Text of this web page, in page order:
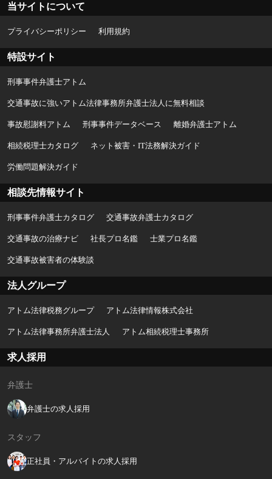
当サイトについて
プライバシーポリシー 利用規約
特設サイト
刑事事件弁護士アトム
交通事故に強いアトム法律事務所弁護士法人に無料相談
事故慰謝料アトム 刑事事件データベース 離婚弁護士アトム
相続税理士カタログ ネット被害・IT法務解決ガイド
労働問題解決ガイド
相談先情報サイト
刑事事件弁護士カタログ 交通事故弁護士カタログ
交通事故の治療ナビ 社長プロ名鑑 士業プロ名鑑
交通事故被害者の体験談
法人グループ
アトム法律税務グループ アトム法律情報株式会社
アトム法律事務所弁護士法人 アトム相続税理士事務所
求人採用
弁護士
弁護士の求人採用
スタッフ
正社員・アルバイトの求人採用